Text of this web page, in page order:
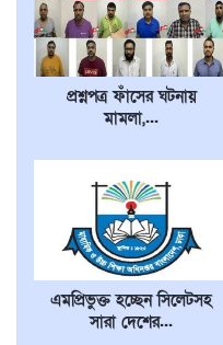
প্রশ্নপত্র ফাঁসের ঘটনায়
মামলা,...
এমপ্রিভুক্ত হচ্ছেন সিলেটসহ
সারা দেশের...